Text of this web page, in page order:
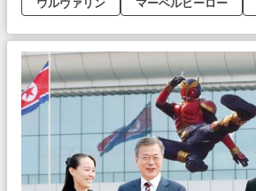
ウルヴァリン
マーベルヒーロー